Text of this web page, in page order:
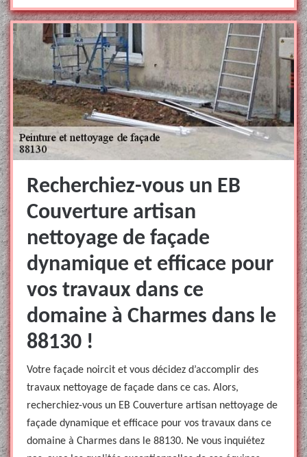
Recherchiez-vous un EB
Couverture artisan
nettoyage de façade
dynamique et efficace pour
vos travaux dans ce
domaine à Charmes dans le
88130 !
Votre façade noircit et vous décidez d’accomplir des
travaux nettoyage de façade dans ce cas. Alors,
recherchiez-vous un EB Couverture artisan nettoyage de
façade dynamique et efficace pour vos travaux dans ce
domaine à Charmes dans le 88130. Ne vous inquiétez